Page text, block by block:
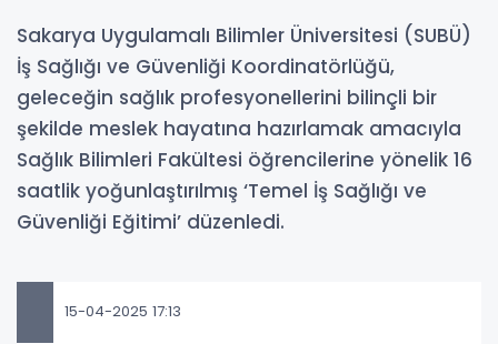
Sakarya Uygulamalı Bilimler Üniversitesi (SUBÜ)
İş Sağlığı ve Güvenliği Koordinatörlüğü,
geleceğin sağlık profesyonellerini bilinçli bir
şekilde meslek hayatına hazırlamak amacıyla
Sağlık Bilimleri Fakültesi öğrencilerine yönelik 16
saatlik yoğunlaştırılmış ‘Temel İş Sağlığı ve
Güvenliği Eğitimi’ düzenledi.
15-04-2025 17:13